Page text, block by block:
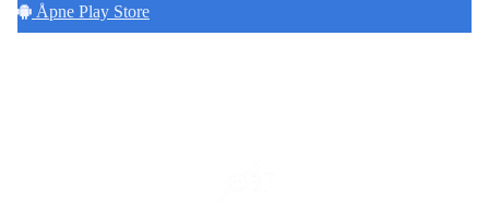
Åpne Play Store